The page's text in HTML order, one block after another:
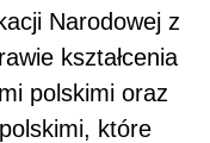
Narodowej z
kształcenia
polskimi oraz
które